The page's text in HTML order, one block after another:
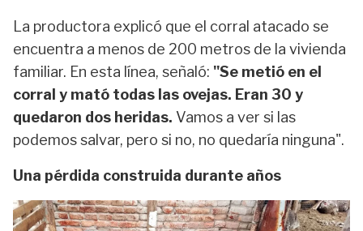
La productora explicó que el corral atacado se
encuentra a menos de 200 metros de la vivienda
familiar. En esta línea, señaló: "Se metió en el
corral y mató todas las ovejas. Eran 30 y
quedaron dos heridas. Vamos a ver si las
podemos salvar, pero si no, no quedaría ninguna".
Una pérdida construida durante años